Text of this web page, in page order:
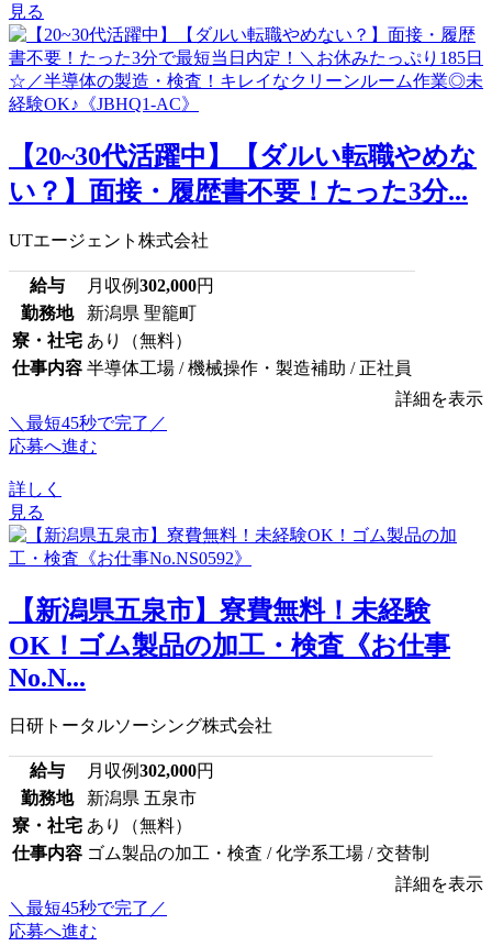
見る
【20~30代活躍中】【ダルい転職やめな
い？】面接・履歴書不要！たった3分...
UTエージェント株式会社
給与 月収例302,000円
勤務地
新潟県 聖籠町
寮・社宅 あり（無料）
仕事内容 半導体工場 / 機械操作・製造補助 / 正社員
詳細を表示
＼最短45秒で完了／
応募へ進む
詳しく
見る
【新潟県五泉市】寮費無料！未経験
OK！ゴム製品の加工・検査《お仕事
No.N...
日研トータルソーシング株式会社
給与 月収例302,000円
勤務地
新潟県 五泉市
寮・社宅 あり（無料）
仕事内容 ゴム製品の加工・検査 / 化学系工場 / 交替制
詳細を表示
＼最短45秒で完了／
応募へ進む